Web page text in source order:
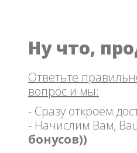
Ну что,
Ответьте
вопрос и мы:
- Сразу откроем
- Начислим Вам,
бонусов))